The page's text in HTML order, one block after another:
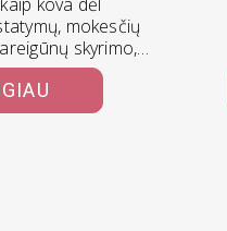
mokesčių
skyrimo,
slepia
ilgesį: kad…